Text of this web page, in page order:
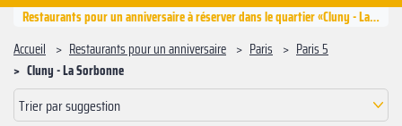
Restaurants pour un anniversaire à réserver dans le quartier «Cluny - La Sorbonne», Paris 5
Accueil
Restaurants pour un anniversaire Paris
Paris 5
Cluny - La Sorbonne
Trier par suggestion